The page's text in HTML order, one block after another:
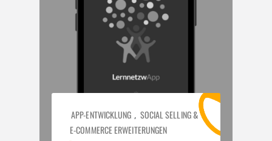
APP-ENTWICKLUNG , SOCIAL SELLING &
E-COMMERCE ERWEITERUNGEN